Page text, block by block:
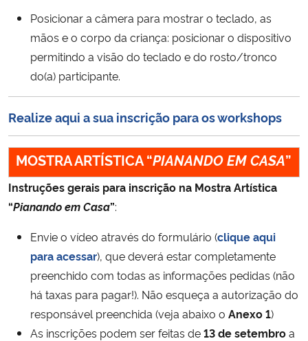
Posicionar a câmera para mostrar o teclado, as
mãos e o corpo da criança: posicionar o dispositivo
permitindo a visão do teclado e do rosto/tronco
do(a) participante.
Realize aqui a sua inscrição para os workshops
MOSTRA ARTÍSTICA “PIANANDO EM CASA”
Instruções gerais para inscrição na Mostra Artística
“Pianando em Casa”:
Envie o vídeo através do formulário (clique aqui
para acessar), que deverá estar completamente
preenchido com todas as informações pedidas (não
há taxas para pagar!). Não esqueça a autorização do
responsável preenchida (veja abaixo o Anexo 1)
As inscrições podem ser feitas de13 de setembroa